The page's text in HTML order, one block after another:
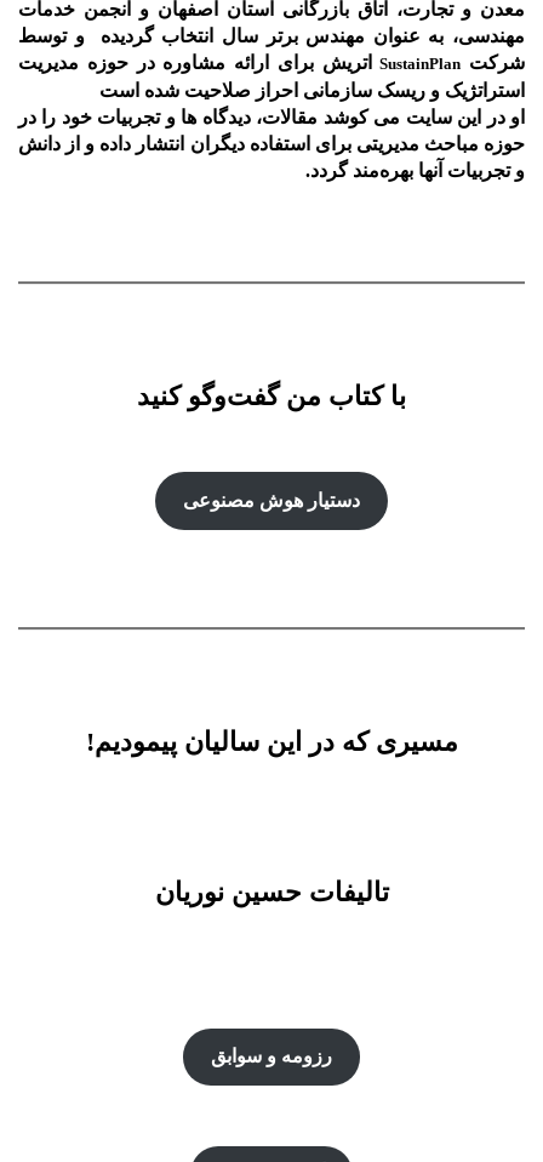
معدن و تجارت، اتاق بازرگانی استان اصفهان و انجمن خدمات
مهندسی، به عنوان مهندس برتر سال انتخاب گردیده و توسط
شرکت SustainPlanاتریش برای ارائه مشاوره در حوزه مدیریت
استراتژیک و ریسک سازمانی احراز صلاحیت شده است
او در این سایت می کوشد مقالات، دیدگاه ها و تجربیات خود را در
حوزه مباحث مدیریتی برای استفاده دیگران انتشار داده و از دانش
و تجربیات آنها بهره‌مند گردد.
با کتاب من گفت‌‌وگو کنید
دستیار هوش‌ مصنوعی
مسیری که در این سالیان پیمودیم!
تالیفات حسین نوریان
رزومه و سوابق